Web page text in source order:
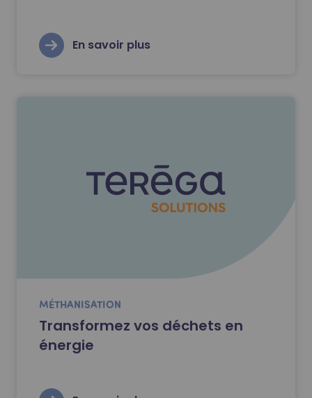
En savoir plus
MÉTHANISATION
Transformez vos déchets en
énergie